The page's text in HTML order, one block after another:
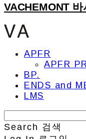
VACHEMONT 바
APFR
APFR
BP.
ENDS and
LMS
Search 검색